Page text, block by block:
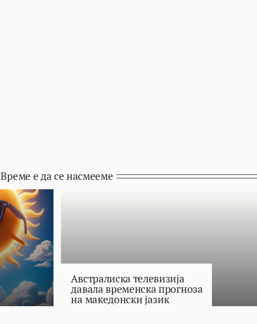
Време е да се насмееме
Австралиска телевизија
давала временска прогноза
на македонски јазик